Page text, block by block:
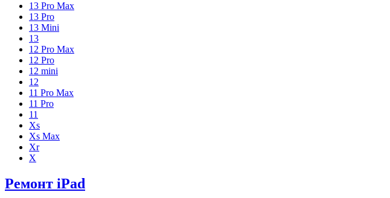
13 Pro Max
13 Pro
13 Mini
13
12 Pro Max
12 Pro
12 mini
12
11 Pro Max
11 Pro
11
Xs
Xs Max
Xr
X
Ремонт iPad